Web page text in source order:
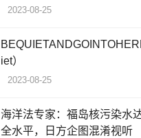
2023-08-25
iet）
2023-08-25
海洋法专家：福岛核污染水
全水平，日方企图混淆视听